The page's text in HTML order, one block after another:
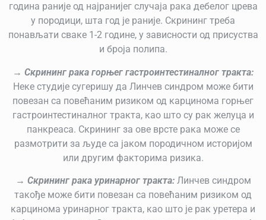
година раније од најранијег случаја рака дебелог црева
у породици, шта год је раније. Скрининг треба
понављати сваке 1-2 године, у зависности од присуства
и броја полипа.
→ Скрининг рака горњег гастроинтестиналног тракта:
Неке студије сугеришу да Линчев синдром може бити
повезан са повећаним ризиком од карцинома горњег
гастроинтестиналног тракта, као што су рак желуца и
панкреаса. Скрининг за ове врсте рака може се
размотрити за људе са јаком породичном историјом
или другим факторима ризика.
→ Скрининг рака уринарног тракта:Линчев синдром
такође може бити повезан са повећаним ризиком од
карцинома уринарног тракта, као што је рак уретера и